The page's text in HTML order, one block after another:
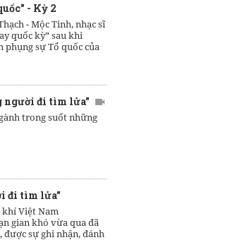
- Kỳ 2
- Mộc Tinh, nhạc sĩ
quốc kỳ” sau khi
sự Tổ quốc của
người đi tìm lửa”
trong suốt những
đi tìm lửa”
khí Việt Nam
gian khó vừa qua đã
sự ghi nhận, đánh